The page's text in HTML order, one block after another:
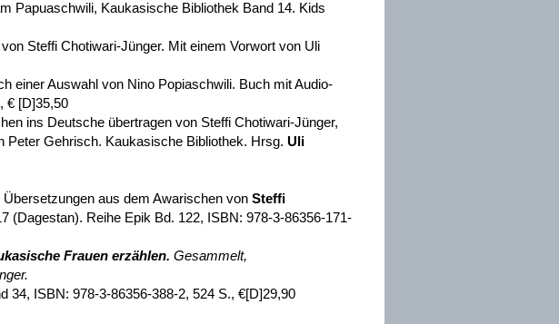
Papuaschwili, Kaukasische Bibliothek Band 14. Kids
Steffi Chotiwari-Jünger. Mit einem Vorwort von Uli
einer Auswahl von Nino Popiaschwili. Buch mit Audio-
€ [D]35,50
ins Deutsche übertragen von Steffi Chotiwari-Jünger,
Peter Gehrisch. Kaukasische Bibliothek. Hrsg. Uli
aus dem Awarischen von Steffi
(Dagestan). Reihe Epik Bd. 122, ISBN: 978-3-86356-171-
Frauen erzählen. Gesammelt,
34, ISBN: 978-3-86356-388-2, 524 S., €[D]29,90